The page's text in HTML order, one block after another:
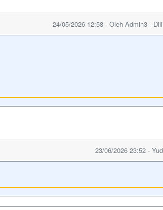
24/05/2026 12:58 - Oleh Admin3 -
23/06/2026 23:52 -